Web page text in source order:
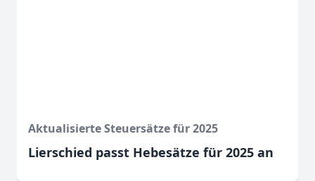
Aktualisierte Steuersätze für 2025
Lierschied passt Hebesätze für 2025 an